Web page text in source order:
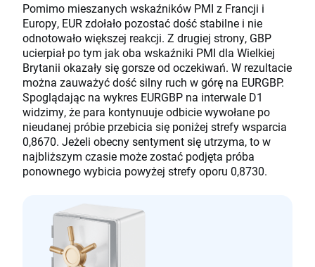
Pomimo mieszanych wskaźników PMI z Francji i
Europy, EUR zdołało pozostać dość stabilne i nie
odnotowało większej reakcji. Z drugiej strony, GBP
ucierpiał po tym jak oba wskaźniki PMI dla Wielkiej
Brytanii okazały się gorsze od oczekiwań. W rezultacie
można zauważyć dość silny ruch w górę na EURGBP.
Spoglądając na wykres EURGBP na interwale D1
widzimy, że para kontynuuje odbicie wywołane po
nieudanej próbie przebicia się poniżej strefy wsparcia
0,8670. Jeżeli obecny sentyment się utrzyma, to w
najbliższym czasie może zostać podjęta próba
ponownego wybicia powyżej strefy oporu 0,8730.